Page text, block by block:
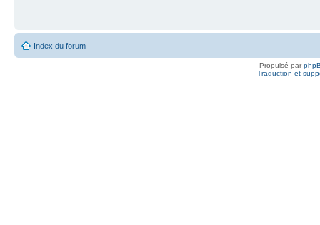
Index du forum
Propulsé par
Traduction et